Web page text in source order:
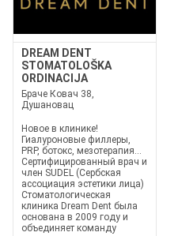
DREAM DENT
STOMATOLOŠKA
ORDINACIJA
Браче Ковач 38,
Душановац
Новое в клинике!
Гиалуроновые филлеры,
PRP, ботокс, мезотерапия...
Сертифицированный врач и
член SUDEL (Сербская
ассоциация эстетики лица)
Стоматологическая
клиника Dream Dent была
основана в 2009 году и
объединяет команду